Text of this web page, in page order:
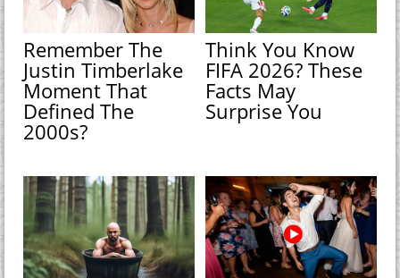
Remember The
Justin Timberlake
Moment That
Defined The
2000s?
Think You Know
FIFA 2026? These
Facts May
Surprise You